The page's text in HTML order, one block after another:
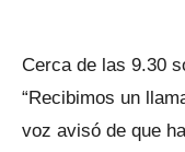
Cerca de las 9.30
“Recibimos un
voz avisó de que